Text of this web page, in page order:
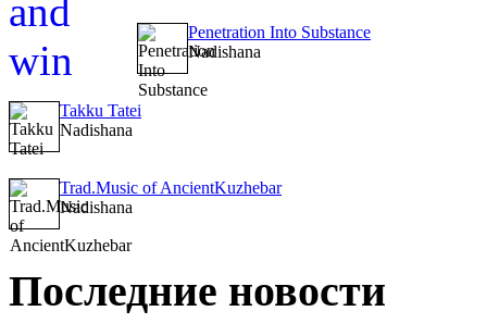
Penetration Into Substance
Nadishana
Takku Tatei
Nadishana
Trad.Music of AncientKuzhebar
Nadishana
Последние новости